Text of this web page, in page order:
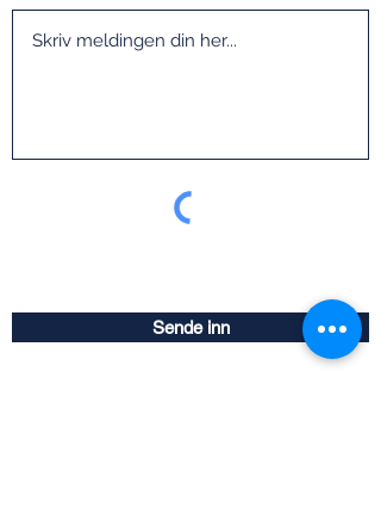
Sende inn